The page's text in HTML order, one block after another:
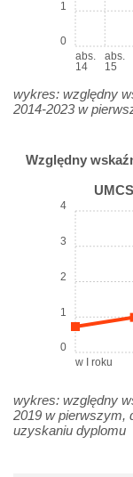
abs.
14
abs.
15
0
1
wykres: względny
2014-2023 w
Względny
w I roku
0
1
2
3
4
wykres: względny
2019 w pierwszym,
uzyskaniu dyplomu